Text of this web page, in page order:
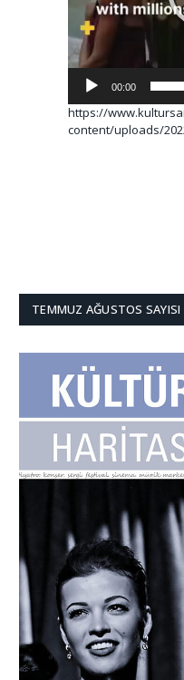
00:00
https://
content/uploads/
TEMMUZ AĞUSTOS SAYISI